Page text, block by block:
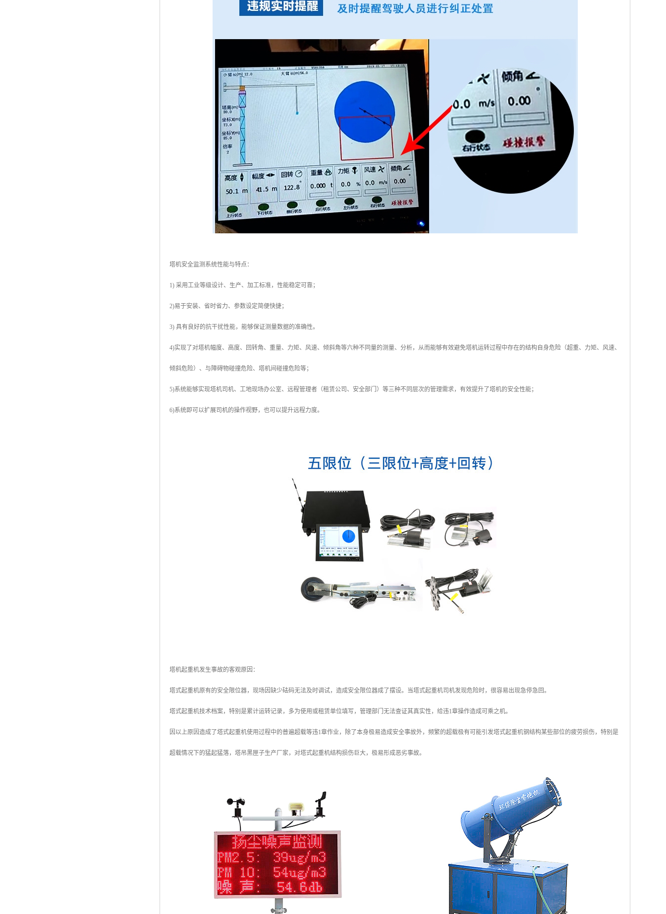
塔机安全监测系统性能与特点：
1) 采用工业等级设计、生产、加工标准，性能稳定可靠；
2)易于安装、省时省力、参数设定简便快捷；
3) 具有良好的抗干扰性能，能够保证测量数据的准确性。
4)实现了对塔机幅度、高度、回转角、重量、力矩、风速、倾斜角等六种不同量的测量、分析，从而能够有效避免塔机运转过程中存在的结构自身危险（超重、力矩、风速、
倾斜危险）、与障碍物碰撞危险、塔机间碰撞危险等；
5)系统能够实现塔机司机、工地现场办公室、远程管理者（租赁公司、安全部门）等三种不同层次的管理需求，有效提升了塔机的安全性能；
6)系统即可以扩展司机的操作视野，也可以提升远程力度。
塔机起重机发生事故的客观原因：
塔式起重机原有的安全限位器，现场因缺少砝码无法及时调试，造成安全限位器成了摆设。当塔式起重机司机发现危险时，很容易出现急停急回。
塔式起重机技术档案，特别是累计运转记录，多为使用或租赁单位填写，管理部门无法查证其真实性，给违1章操作造成可乘之机。
因以上原因造成了塔式起重机使用过程中的普遍超载等违1章作业，除了本身极易造成安全事故外，频繁的超载极有可能引发塔式起重机钢结构某些部位的疲劳损伤，特别是
超载情况下的猛起猛落，塔吊黑匣子生产厂家，对塔式起重机结构损伤巨大，极易形成恶劣事故。